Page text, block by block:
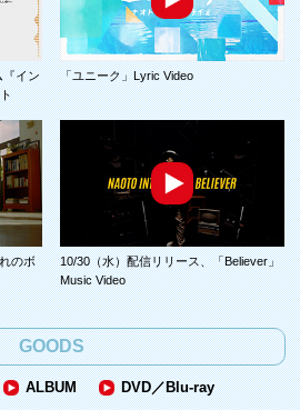
『イン
「ユニーク」Lyric Video
のボ
10/30（水）配信リリース、「Believer」
Music Video
GOODS
ALBUM
DVD／Blu-ray